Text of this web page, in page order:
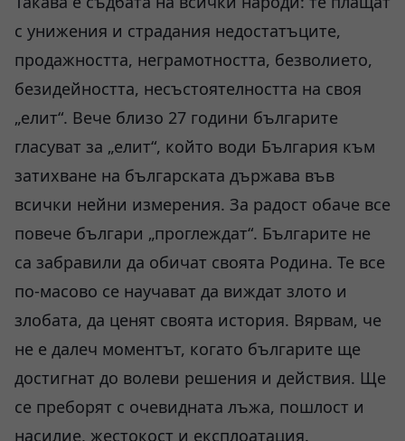
с унижения и страдания недостатъците,
продажността, неграмотността, безволието,
безидейността, несъстоятелността на своя
„елит“. Вече близо 27 години българите
гласуват за „елит“, който води България към
затихване на българската държава във
всички нейни измерения. За радост обаче все
повече българи „проглеждат“. Българите не
са забравили да обичат своята Родина. Те все
по-масово се научават да виждат злото и
злобата, да ценят своята история. Вярвам, че
не е далеч моментът, когато българите ще
достигнат до волеви решения и действия. Ще
се преборят с очевидната лъжа, пошлост и
насилие, жестокост и експлоатация.